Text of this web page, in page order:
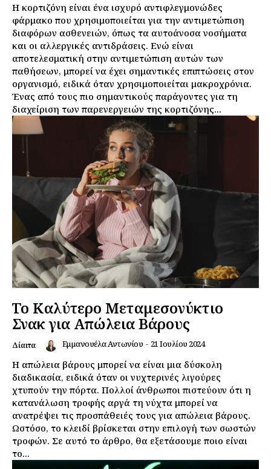
Η κορτιζόνη είναι ένα ισχυρό αντιφλεγμονώδες
φάρμακο που χρησιμοποιείται για την αντιμετώπιση
διαφόρων ασθενειών, όπως τα αυτοάνοσα νοσήματα
και οι αλλεργικές αντιδράσεις. Ενώ είναι
αποτελεσματική στην αντιμετώπιση αυτών των
παθήσεων, μπορεί να έχει σημαντικές επιπτώσεις στον
οργανισμό, ειδικά όταν χρησιμοποιείται μακροχρόνια.
Ένας από τους πιο σημαντικούς παράγοντες για τη
διαχείριση των παρενεργειών της κορτιζόνης...
Το Καλύτερο Μεταμεσονύκτιο
Σνακ για Απώλεια Βάρους
Δίαιτα Εμμανουέλα Αντωνίου - 21 Ιουλίου 2024
Η απώλεια βάρους μπορεί να είναι μια δύσκολη
διαδικασία, ειδικά όταν οι νυχτερινές λιγούρες
χτυπούν την πόρτα. Πολλοί άνθρωποι πιστεύουν ότι η
κατανάλωση τροφής αργά τη νύχτα μπορεί να
ανατρέψει τις προσπάθειές τους για απώλεια βάρους.
Ωστόσο, το κλειδί βρίσκεται στην επιλογή των σωστών
τροφών. Σε αυτό το άρθρο, θα εξετάσουμε ποιο είναι
το...